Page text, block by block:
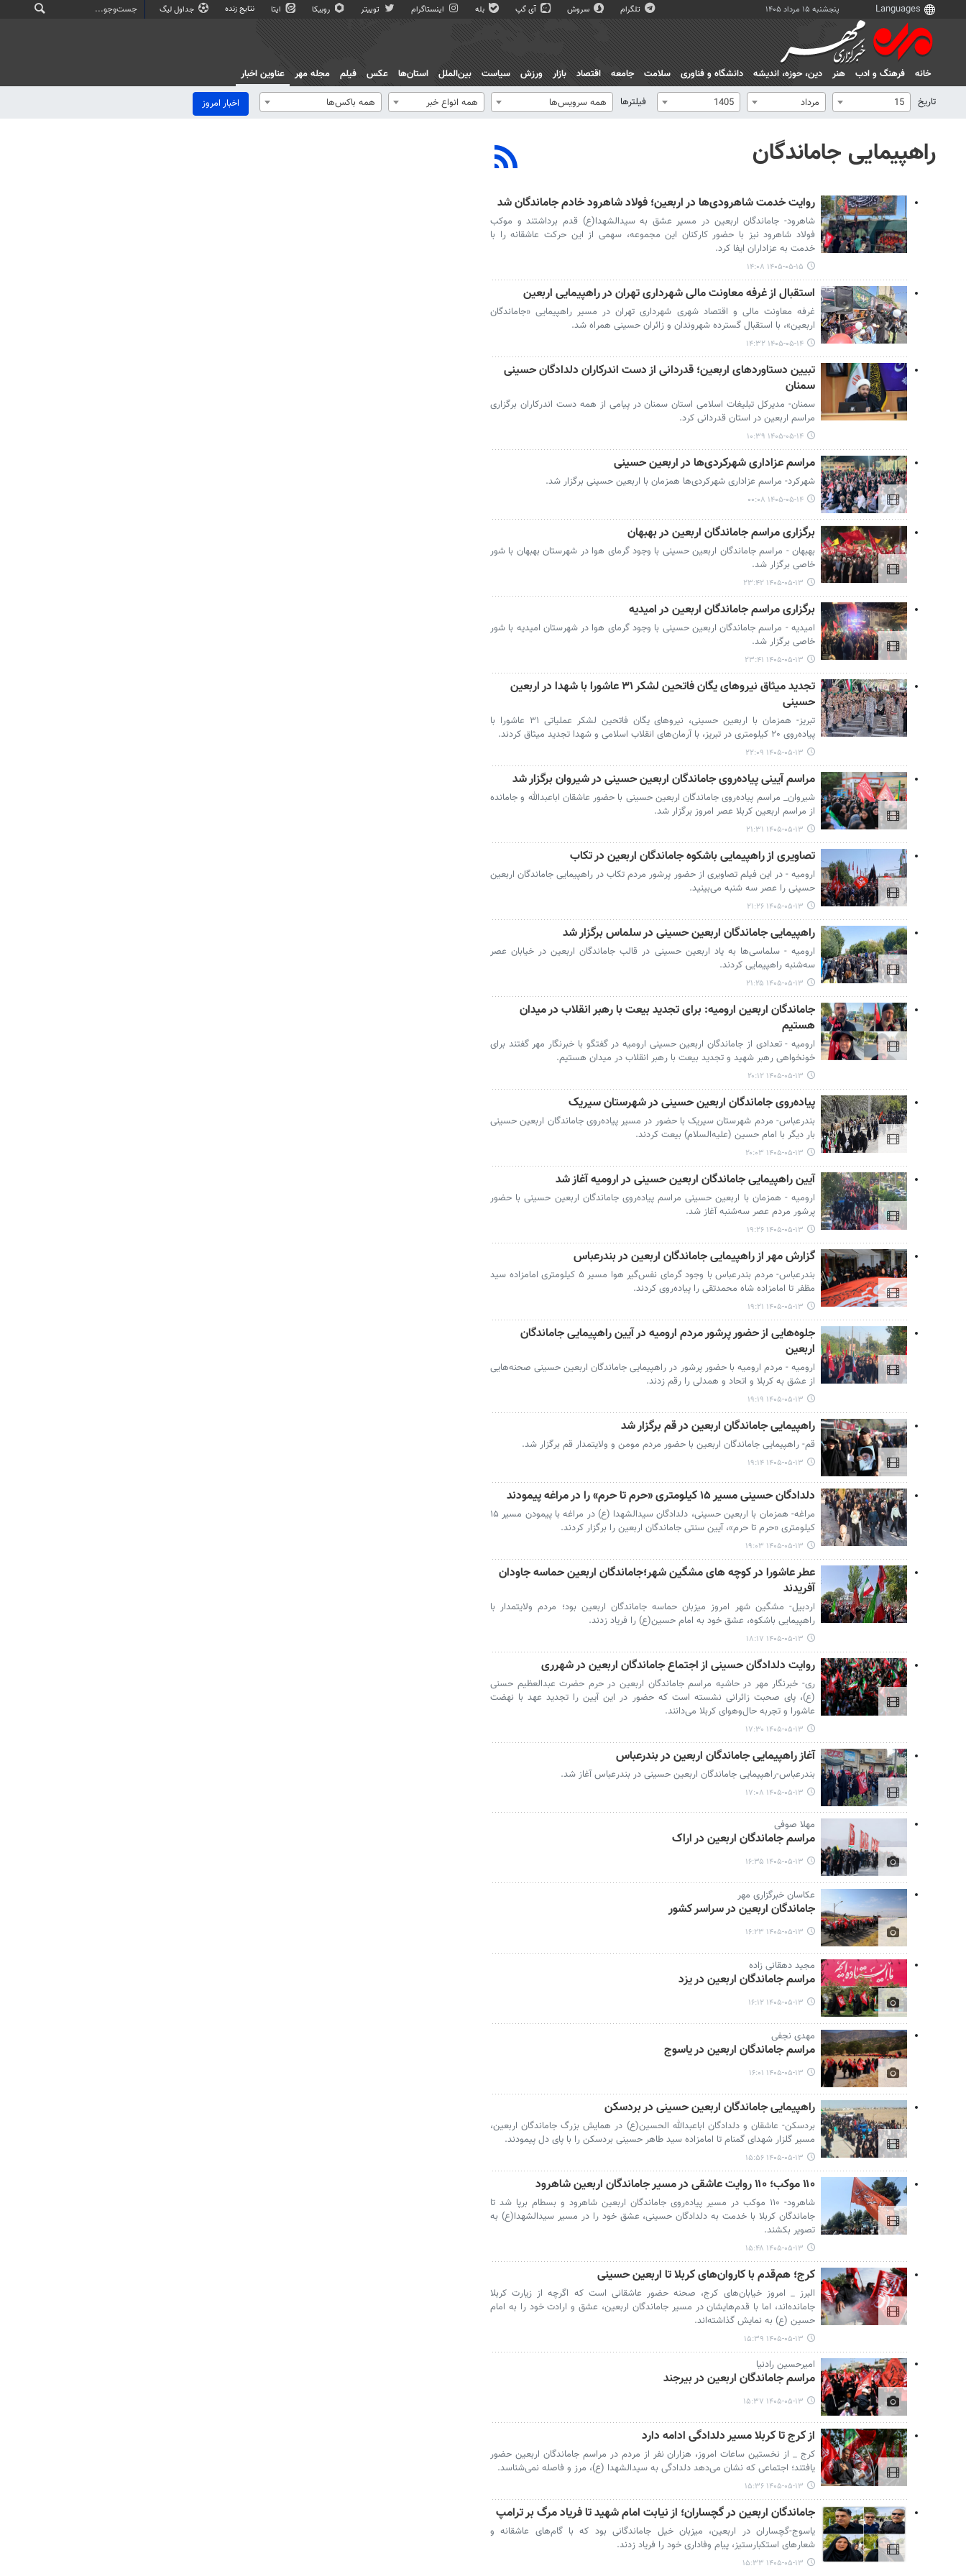
پنجشنبه ۱۵ مرداد ۱۴۰۵ تلگرام سروش آی گپ بله اینستاگرام توییتر روبیکا ایتا نتایج زنده جداول لیگ
خانه فرهنگ و ادب هنر دين، حوزه، انديشه دانشگاه و فناوری سلامت جامعه اقتصاد بازار ورزش سیاست بین‌الملل استان‌ها عکس فیلم مجله مهر
عناوین اخبار
تاریخ
15 مرداد 1405 فیلترها همه سرویس‌ها همه انواع خبر همه باکس‌ها اخبار امروز
راهپیمایی جاماندگان
روایت خدمت شاهرودی‌ها در اربعین؛ فولاد شاهرود خادم جاماندگان شد
شاهرود- جاماندگان اربعین در مسیر عشق به سیدالشهدا(ع) قدم برداشتند و موکب
فولاد شاهرود نیز با حضور کارکنان این مجموعه، سهمی از این حرکت عاشقانه را با
خدمت به عزاداران ایفا کرد.
۱۴۰۵-۰۵-۱۵ ۱۴:۰۸
استقبال از غرفه معاونت مالی شهرداری تهران در راهپیمایی اربعین
غرفه معاونت مالی و اقتصاد شهری شهرداری تهران در مسیر راهپیمایی «جاماندگان
اربعین»، با استقبال گسترده شهروندان و زائران حسینی همراه شد.
۱۴۰۵-۰۵-۱۴ ۱۴:۳۲
تبیین دستاوردهای اربعین؛ قدردانی از دست اندرکاران دلدادگان حسینی
سمنان
سمنان- مدیرکل تبلیغات اسلامی استان سمنان در پیامی از همه دست اندرکاران برگزاری
مراسم اربعین در استان قدردانی کرد.
۱۴۰۵-۰۵-۱۴ ۱۰:۳۹
مراسم عزاداری شهرکردی‌ها در اربعین حسینی
شهرکرد- مراسم عزاداری شهرکردی‌ها همزمان با اربعین حسینی برگزار شد.
۱۴۰۵-۰۵-۱۴ ۰۰:۰۸
برگزاری مراسم جاماندگان اربعین در بهبهان
بهبهان - مراسم جاماندگان اربعین حسینی با وجود گرمای هوا در شهرستان بهبهان با شور
خاصی برگزار شد.
۱۴۰۵-۰۵-۱۳ ۲۳:۴۲
برگزاری مراسم جاماندگان اربعین در امیدیه
امیدیه - مراسم جاماندگان اربعین حسینی با وجود گرمای هوا در شهرستان امیدیه با شور
خاصی برگزار شد.
۱۴۰۵-۰۵-۱۳ ۲۳:۴۱
تجدید میثاق نیروهای یگان فاتحین لشکر ۳۱ عاشورا با شهدا در اربعین
حسینی
تبریز- همزمان با اربعین حسینی، نیروهای یگان فاتحین لشکر عملیاتی ۳۱ عاشورا با
پیاده‌روی ۲۰ کیلومتری در تبریز، با آرمان‌های انقلاب اسلامی و شهدا تجدید میثاق کردند.
۱۴۰۵-۰۵-۱۳ ۲۲:۰۹
مراسم آیینی پیاده‌روی جاماندگان اربعین حسینی در شیروان برگزار شد
شیروان_ مراسم پیاده‌روی جاماندگان اربعین حسینی با حضور عاشقان اباعبدالله و جامانده
از مراسم اربعین کربلا عصر امروز برگزار شد.
۱۴۰۵-۰۵-۱۳ ۲۱:۳۱
تصاویری از راهپیمایی باشکوه جاماندگان اربعین در تکاب
ارومیه - در این فیلم تصاویری از حضور پرشور مردم تکاب در راهپیمایی جاماندگان اربعین
حسینی را عصر سه شنبه می‌بینید.
۱۴۰۵-۰۵-۱۳ ۲۱:۲۶
راهپیمایی جاماندگان اربعین حسینی در سلماس برگزار شد
ارومیه - سلماسی‌ها به یاد اربعین حسینی در قالب جاماندگان اربعین در خیابان عصر
سه‌شنبه راهپیمایی کردند.
۱۴۰۵-۰۵-۱۳ ۲۱:۲۵
جاماندگان اربعین ارومیه: برای تجدید بیعت با رهبر انقلاب در میدان
هستیم
ارومیه - تعدادی از جاماندگان اربعین حسینی ارومیه در گفتگو با خبرنگار مهر گفتند برای
خونخواهی رهبر شهید و تجدید بیعت با رهبر انقلاب در میدان هستیم.
۱۴۰۵-۰۵-۱۳ ۲۰:۱۲
پیاده‌روی جاماندگان اربعین حسینی در شهرستان سیریک
بندرعباس- مردم شهرستان سیریک با حضور در مسیر پیاده‌روی جاماندگان اربعین حسینی
بار دیگر با امام حسین (علیه‌السلام) بیعت کردند.
۱۴۰۵-۰۵-۱۳ ۲۰:۰۳
آیین راهپیمایی جاماندگان اربعین حسینی در ارومیه آغاز شد
ارومیه - همزمان با اربعین حسینی مراسم پیاده‌روی جاماندگان اربعین حسینی با حضور
پرشور مردم عصر سه‌شنبه آغاز شد.
۱۴۰۵-۰۵-۱۳ ۱۹:۲۶
گزارش مهر از راهپیمایی جاماندگان اربعین در بندرعباس
بندرعباس- مردم بندرعباس با وجود گرمای نفس‌گیر هوا مسیر ۵ کیلومتری امامزاده سید
مظفر تا امامزاده شاه محمدتقی را پیاده‌روی کردند.
۱۴۰۵-۰۵-۱۳ ۱۹:۲۱
جلوه‌هایی از حضور پرشور مردم ارومیه در آیین راهپیمایی جاماندگان
اربعین
ارومیه - مردم ارومیه با حضور پرشور در راهپیمایی جاماندگان اربعین حسینی صحنه‌هایی
از عشق به کربلا و اتحاد و همدلی را رقم زدند.
۱۴۰۵-۰۵-۱۳ ۱۹:۱۹
راهپیمایی جاماندگان اربعین در قم برگزار شد
قم- راهپیمایی جاماندگان اربعین با حضور مردم مومن و ولایتمدار قم برگزار شد.
۱۴۰۵-۰۵-۱۳ ۱۹:۱۴
دلدادگان حسینی مسیر ۱۵ کیلومتری «حرم تا حرم» را در مراغه پیمودند
مراغه- همزمان با اربعین حسینی، دلدادگان سیدالشهدا (ع) در مراغه با پیمودن مسیر ۱۵
کیلومتری «حرم تا حرم»، آیین سنتی جاماندگان اربعین را برگزار کردند.
۱۴۰۵-۰۵-۱۳ ۱۹:۰۳
عطر عاشورا در کوچه های مشگین شهر؛جاماندگان اربعین حماسه جاودان
آفریدند
اردبیل- مشگین شهر امروز میزبان حماسه جاماندگان اربعین بود؛ مردم ولایتمدار با
راهپیمایی باشکوه، عشق خود به امام حسین(ع) را فریاد زدند.
۱۴۰۵-۰۵-۱۳ ۱۸:۱۷
روایت دلدادگان حسینی از اجتماع جاماندگان اربعین در شهرری
ری- خبرنگار مهر در حاشیه مراسم جاماندگان اربعین در حرم حضرت عبدالعظیم حسنی
(ع)، پای صحبت زائرانی نشسته است که حضور در این آیین را تجدید عهد با نهضت
عاشورا و تجربه حال‌وهوای کربلا می‌دانند.
۱۴۰۵-۰۵-۱۳ ۱۷:۳۰
آغاز راهپیمایی جاماندگان اربعین در بندرعباس
بندرعباس-راهپیمایی جاماندگان اربعین حسینی در بندرعباس آغاز شد.
۱۴۰۵-۰۵-۱۳ ۱۷:۰۸
مهلا صوفی
مراسم جاماندگان اربعین در اراک
۱۴۰۵-۰۵-۱۳ ۱۶:۳۵
عکاسان خبرگزاری مهر
جاماندگان اربعین در سراسر کشور
۱۴۰۵-۰۵-۱۳ ۱۶:۲۳
مجید دهقانی زاده
مراسم جاماندگان اربعین در یزد
۱۴۰۵-۰۵-۱۳ ۱۶:۱۲
مهدی نجفی
مراسم جاماندگان اربعین در یاسوج
۱۴۰۵-۰۵-۱۳ ۱۶:۰۱
راهپیمایی جاماندگان اربعین حسینی در بردسکن
بردسکن- عاشقان و دلدادگان اباعبدالله الحسین(ع) در همایش بزرگ جاماندگان اربعین،
مسیر گلزار شهدای گمنام تا امامزاده سید طاهر حسینی بردسکن را با پای دل پیمودند.
۱۴۰۵-۰۵-۱۳ ۱۵:۵۶
۱۱۰ موکب؛ ۱۱۰ روایت عاشقی در مسیر جاماندگان اربعین شاهرود
شاهرود- ۱۱۰ موکب در مسیر پیاده‌روی جاماندگان اربعین شاهرود و بسطام برپا شد تا
جاماندگان کربلا با خدمت به دلدادگان حسینی، عشق خود را در مسیر سیدالشهدا(ع) به
تصویر بکشند.
۱۴۰۵-۰۵-۱۳ ۱۵:۴۸
کرج؛ هم‌قدم با کاروان‌های کربلا تا اربعین حسینی
البرز _ امروز خیابان‌های کرج، صحنه حضور عاشقانی است که اگرچه از زیارت کربلا
جامانده‌اند، اما با قدم‌هایشان در مسیر جاماندگان اربعین، عشق و ارادت خود را به امام
حسین (ع) به نمایش گذاشته‌اند.
۱۴۰۵-۰۵-۱۳ ۱۵:۳۹
امیرحسین رادنیا
مراسم جاماندگان اربعین در بیرجند
۱۴۰۵-۰۵-۱۳ ۱۵:۳۷
از کرج تا کربلا مسیر دلدادگی ادامه دارد
کرج _ از نخستین ساعات امروز، هزاران نفر از مردم در مراسم جاماندگان اربعین حضور
یافتند؛ اجتماعی که نشان می‌دهد دلدادگی به سیدالشهدا (ع)، مرز و فاصله نمی‌شناسد.
۱۴۰۵-۰۵-۱۳ ۱۵:۳۶
جاماندگان اربعین در گچساران؛ از نیابت امام شهید تا فریاد مرگ بر ترامپ
یاسوج-گچساران در اربعین، میزبان خیل جاماندگانی بود که با گام‌های عاشقانه و
شعارهای استکبارستیز، پیام وفاداری خود را فریاد زدند.
۱۴۰۵-۰۵-۱۳ ۱۵:۳۳